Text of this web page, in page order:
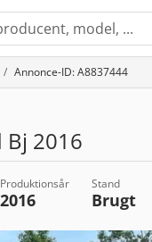
Annonce-ID: A8837444
Bj 2016
Produktionsår
2016
Stand
Brugt